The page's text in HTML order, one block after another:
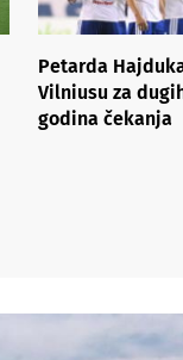
Petarda
Vilniusu za
godina čekanja